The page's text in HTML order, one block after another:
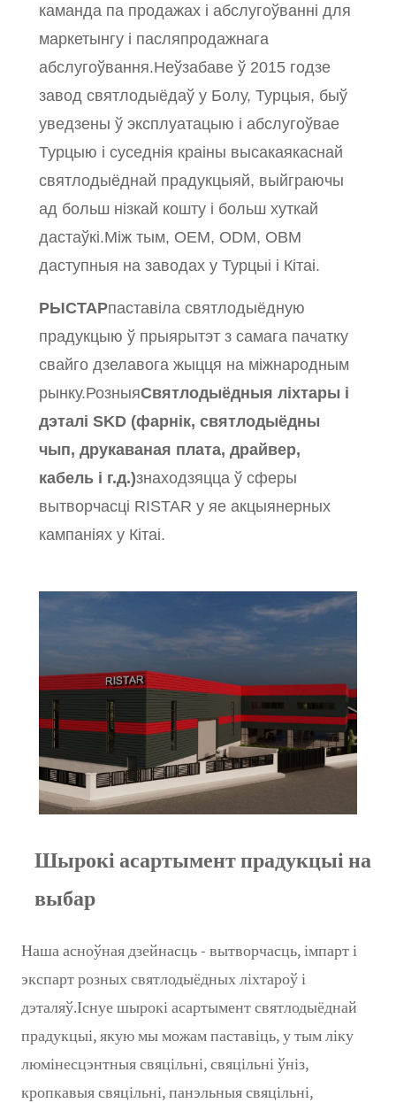
каманда па продажах і абслугоўванні для
маркетынгу і пасляпродажнага
абслугоўвання.Неўзабаве ў 2015 годзе
завод святлодыёдаў у Болу, Турцыя, быў
уведзены ў эксплуатацыю і абслугоўвае
Турцыю і суседнія краіны высакаякаснай
святлодыёднай прадукцыяй, выйграючы
ад больш нізкай кошту і больш хуткай
дастаўкі.Між тым, OEM, ODM, OBM
даступныя на заводах у Турцыі і Кітаі.
РЫСТАРпаставіла святлодыёдную
прадукцыю ў прыярытэт з самага пачатку
свайго дзелавога жыцця на міжнародным
рынку.РозныяСвятлодыёдныя ліхтары і
дэталі SKD (фарнік, святлодыёдны
чып, друкаваная плата, драйвер,
кабель і г.д.)знаходзяцца ў сферы
вытворчасці RISTAR у яе акцыянерных
кампаніях у Кітаі.
Шырокі асартымент прадукцыі на
выбар
Наша асноўная дзейнасць - вытворчасць, імпарт і
экспарт розных святлодыёдных ліхтароў і
дэталяў.Існуе шырокі асартымент святлодыёднай
прадукцыі, якую мы можам паставіць, у тым ліку
люмінесцэнтныя свяцільні, свяцільні ўніз,
кропкавыя свяцільні, панэльныя свяцільні,